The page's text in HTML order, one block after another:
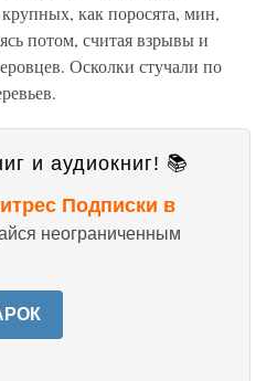
как поросята, мин,
потом, считая взрывы и
Осколки стучали по
и аудиокниг! 📚
Подписки в
неограниченным